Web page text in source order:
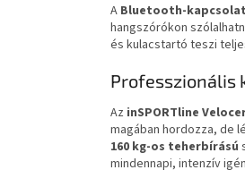
A Bluetooth-kapcsolat
hangszórókon
és kulacstartó teszi
Professzionális
Az inSPORTline
magában hordozza, de
160 kg-os teherbírású
mindennapi, intenzív